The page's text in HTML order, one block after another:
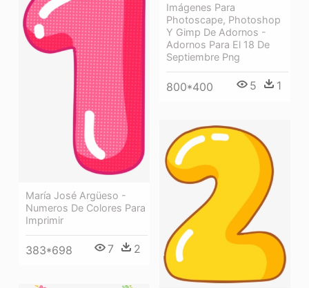
Imágenes Para
Photoscape, Photoshop
Y Gimp De Adornos -
Adornos Para El 18 De
Septiembre Png
800*400 5 1
María José Argüeso -
Numeros De Colores Para
Imprimir
383*698 7 2